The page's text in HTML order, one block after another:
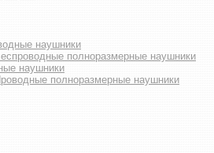
наушники
полноразмерные наушники
наушники
полноразмерные наушники